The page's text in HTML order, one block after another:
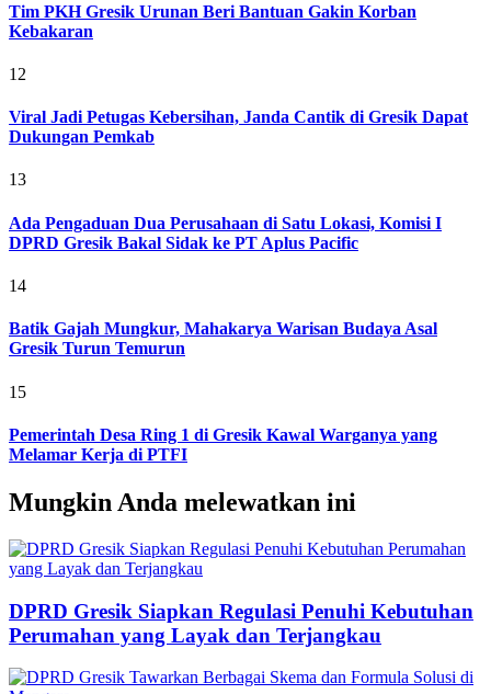
Tim PKH Gresik Urunan Beri Bantuan Gakin Korban
Kebakaran
12
Viral Jadi Petugas Kebersihan, Janda Cantik di Gresik Dapat
Dukungan Pemkab
13
Ada Pengaduan Dua Perusahaan di Satu Lokasi, Komisi I
DPRD Gresik Bakal Sidak ke PT Aplus Pacific
14
Batik Gajah Mungkur, Mahakarya Warisan Budaya Asal
Gresik Turun Temurun
15
Pemerintah Desa Ring 1 di Gresik Kawal Warganya yang
Melamar Kerja di PTFI
Mungkin Anda melewatkan ini
DPRD Gresik Siapkan Regulasi Penuhi Kebutuhan
Perumahan yang Layak dan Terjangkau